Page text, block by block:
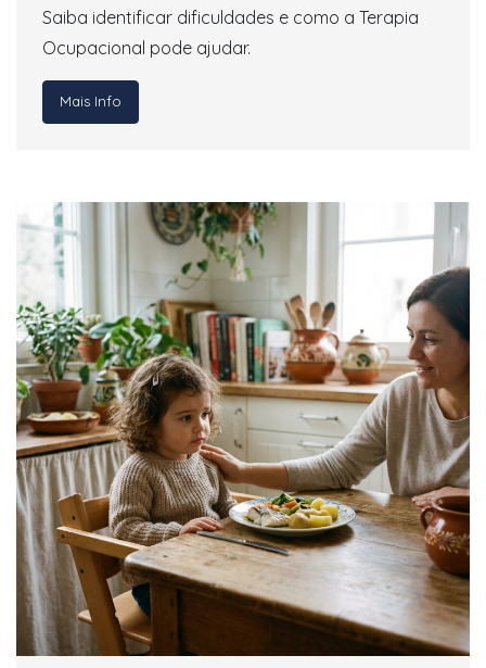
Saiba identificar dificuldades e como a Terapia
Ocupacional pode ajudar.
Mais Info